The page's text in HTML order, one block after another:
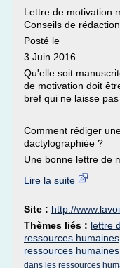
Lettre de motivation
Conseils de rédaction
Posté le
3 Juin 2016
Qu'elle soit
de motivation doit
bref qui ne laisse
Comment rédiger
dactylographiée ?
Une bonne lettre de
Lire la suite
Site : http://
Thèmes liés : lettre
ressources humaines
ressources humaines
dans les ressources